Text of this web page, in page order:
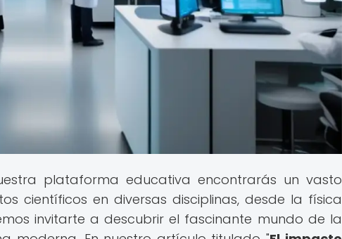
plataforma educativa encontrarás un vasto
científicos en diversas disciplinas, desde la física
invitarte a descubrir el fascinante mundo de la